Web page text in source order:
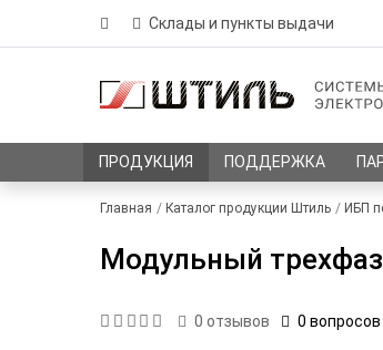
Склады и пункты выдачи
ПРОДУКЦИЯ ПОДДЕРЖКА
Главная Каталог продукции Штиль ИБП
Модульный
0 отзывов 0 вопросов